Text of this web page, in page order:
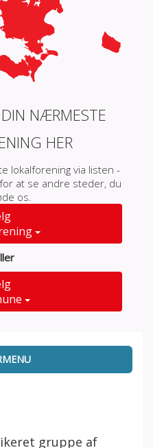
NÆRMESTE
HER
lokalforening via listen -
at se andre steder, du
os.
gruppe af